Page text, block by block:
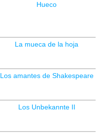
Hueco
La mueca de la hoja
Los amantes de Shakespeare
Los Unbekannte II